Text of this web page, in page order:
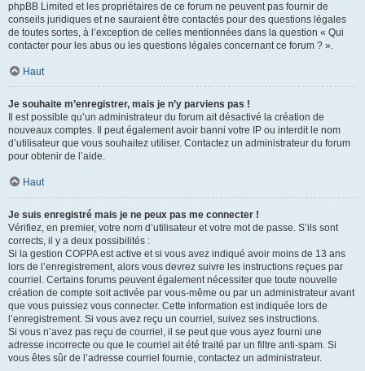
phpBB Limited et les propriétaires de ce forum ne peuvent pas fournir de
conseils juridiques et ne sauraient être contactés pour des questions légales
de toutes sortes, à l’exception de celles mentionnées dans la question « Qui
contacter pour les abus ou les questions légales concernant ce forum ? ».
Haut
Je souhaite m’enregistrer, mais je n’y parviens pas !
Il est possible qu’un administrateur du forum ait désactivé la création de
nouveaux comptes. Il peut également avoir banni votre IP ou interdit le nom
d’utilisateur que vous souhaitez utiliser. Contactez un administrateur du forum
pour obtenir de l’aide.
Haut
Je suis enregistré mais je ne peux pas me connecter !
Vérifiez, en premier, votre nom d’utilisateur et votre mot de passe. S’ils sont
corrects, il y a deux possibilités :
Si la gestion COPPA est active et si vous avez indiqué avoir moins de 13 ans
lors de l’enregistrement, alors vous devrez suivre les instructions reçues par
courriel. Certains forums peuvent également nécessiter que toute nouvelle
création de compte soit activée par vous-même ou par un administrateur avant
que vous puissiez vous connecter. Cette information est indiquée lors de
l’enregistrement. Si vous avez reçu un courriel, suivez ses instructions.
Si vous n’avez pas reçu de courriel, il se peut que vous ayez fourni une
adresse incorrecte ou que le courriel ait été traité par un filtre anti-spam. Si
vous êtes sûr de l’adresse courriel fournie, contactez un administrateur.